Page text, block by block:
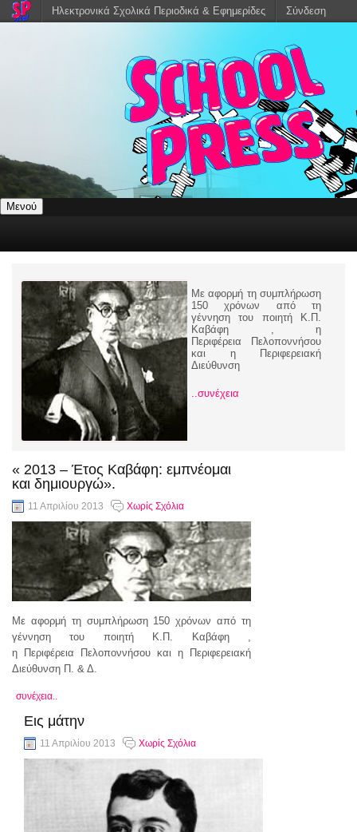
Μενού
Με αφορμή τη συμπλήρωση
150 χρόνων από τη
γέννηση του ποιητή Κ.Π.
Καβάφη , η
Περιφέρεια Πελοποννήσου
και η Περιφερειακή
Διεύθυνση
..συνέχεια
« 2013 – Έτος Καβάφη: εμπνέομαι
και δημιουργώ».
11 Απριλίου 2013 Χωρίς Σχόλια
Με αφορμή τη συμπλήρωση 150 χρόνων από τη
γέννηση του ποιητή Κ.Π. Καβάφη ,
η Περιφέρεια Πελοποννήσου και η Περιφερειακή
Διεύθυνση Π. & Δ.
συνέχεια..
Εις μάτην
11 Απριλίου 2013 Χωρίς Σχόλια
Ηλεκτρονικά Σχολικά Περιοδικά & Εφημερίδες Σύνδεση